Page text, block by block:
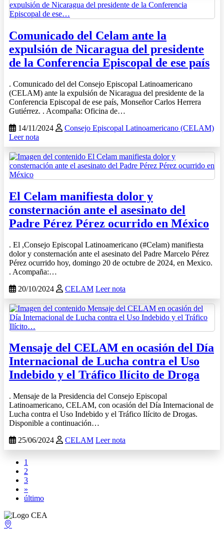
Comunicado del Celam ante la
expulsión de Nicaragua del presidente
de la Conferencia Episcopal de ese país
. Comunicado del del Consejo Episcopal Latinoamericano
(CELAM) ante la expulsión de Nicaragua del presidente de la
Conferencia Episcopal de ese país, Monseñor Carlos Herrera
Gutiérrez. . Acompaña: Oficina de…
14/11/2024
Consejo Episcopal Latinoamericano (CELAM)
Leer nota
El Celam manifiesta dolor y
consternación ante el asesinato del
Padre Pérez Pérez ocurrido en México
. El ,Consejo Episcopal Latinoamericano (#Celam) manifiesta
dolor y consternación ante el asesinato del Padre Marcelo Pérez
Pérez ocurrido hoy, domingo 20 de octubre de 2024, en Mexico.
. Acompaña:…
20/10/2024
CELAM Leer nota
Mensaje del CELAM en ocasión del Día
Internacional de Lucha contra el Uso
Indebido y el Tráfico Ilícito de Droga
. Mensaje de la Presidencia del Consejo Episcopal
Latinoamericano, CELAM, con ocasión del Día Internacional de
Lucha contra el Uso Indebido y el Tráfico Ilícito de Drogas.
Disponible a continuación…
25/06/2024
CELAM Leer nota
1
2
3
»
último